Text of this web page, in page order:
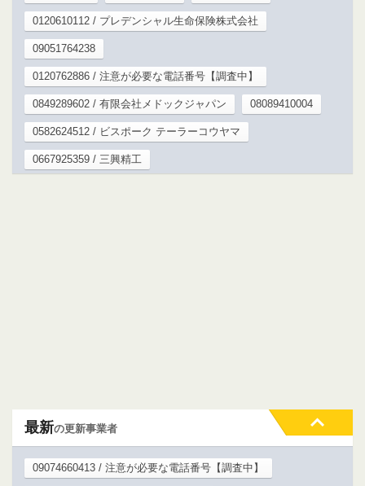
0120610112 / プレデンシャル生命保険株式会社
09051764238
0120762886 / 注意が必要な電話番号【調査中】
0849289602 / 有限会社メドックジャパン 08089410004
0582624512 / ビスポーク テーラーコウヤマ
0667925359 / 三興精工
最新の更新事業者
09074660413 / 注意が必要な電話番号【調査中】